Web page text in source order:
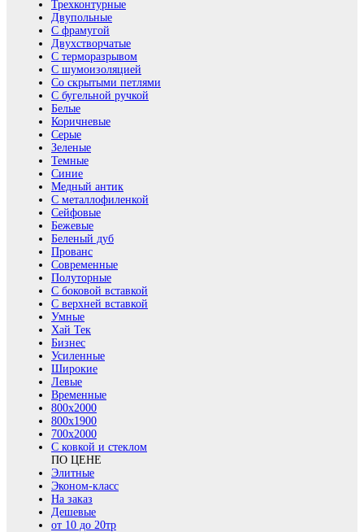
Трехконтурные
Двупольные
С фрамугой
Двухстворчатые
С терморазрывом
С шумоизоляцией
Со скрытыми петлями
С бугельной ручкой
Белые
Коричневые
Серые
Зеленые
Темные
Синие
Медный антик
С металлофиленкой
Сейфовые
Бежевые
Беленый дуб
Прованс
Современные
Полуторные
С боковой вставкой
С верхней вставкой
Умные
Хай Тек
Бизнес
Усиленные
Широкие
Левые
Временные
800х2000
800x1900
700x2000
С ковкой и стеклом
ПО ЦЕНЕ
Элитные
Эконом-класс
На заказ
Дешевые
от 10 до 20тр